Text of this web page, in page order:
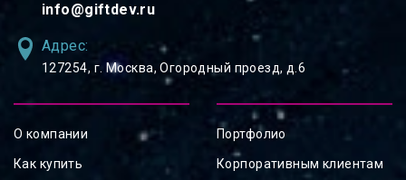
info@giftdev.ru
Адрес:
127254, ⁠г. Москва, Огородный проезд, д.6
О компании
Как купить
Портфолио
Корпоративным клиентам